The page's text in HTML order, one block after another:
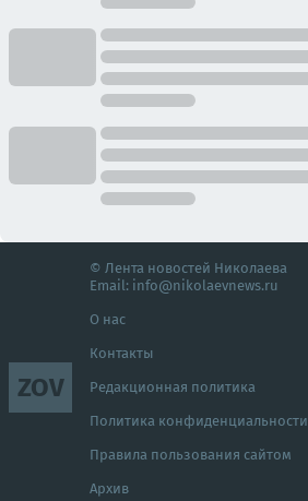
ZOV
© Лента новостей Николаева
Email: info@nikolaevnews.ru
О нас
Контакты
Редакционная политика
Политика конфиденциальности
Правила пользования сайтом
Архив